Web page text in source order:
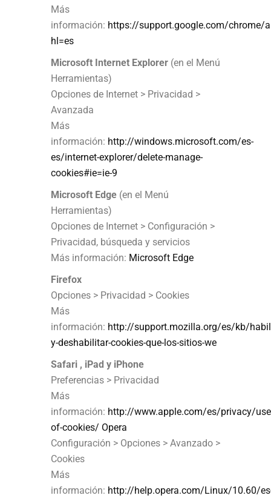
Más
información: https://support.google.com/chrome/
hl=es
Microsoft Internet Explorer (en el Menú
Herramientas)
Opciones de Internet > Privacidad >
Avanzada
Más
información: http://windows.microsoft.com/es-
es/internet-explorer/delete-manage-
cookies#ie=ie-9
Microsoft Edge (en el Menú
Herramientas)
Opciones de Internet > Configuración >
Privacidad, búsqueda y servicios
Más información: Microsoft Edge
Firefox
Opciones > Privacidad > Cookies
Más
información: http://support.mozilla.org/es/kb/
y-deshabilitar-cookies-que-los-sitios-we
Safari , iPad y iPhone
Preferencias > Privacidad
Más
información: http://www.apple.com/es/privacy/
of-cookies/ Opera
Configuración > Opciones > Avanzado >
Cookies
Más
información: http://help.opera.com/Linux/10.60/